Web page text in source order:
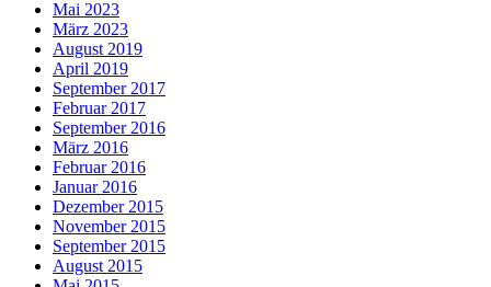
Mai 2023
März 2023
August 2019
April 2019
September 2017
Februar 2017
September 2016
März 2016
Februar 2016
Januar 2016
Dezember 2015
November 2015
September 2015
August 2015